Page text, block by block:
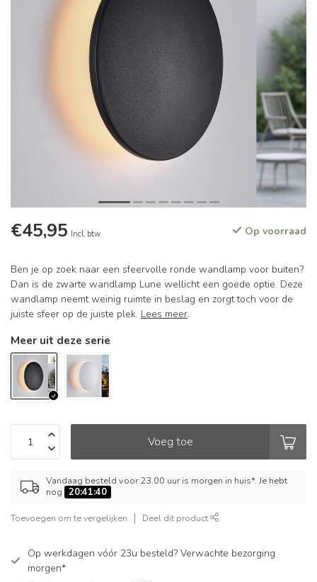
€45,95 Incl. btw Op voorraad
Ben je op zoek naar een sfeervolle ronde wandlamp voor buiten?
Dan is de zwarte wandlamp Lune wellicht een goede optie. Deze
wandlamp neemt weinig ruimte in beslag en zorgt toch voor de
juiste sfeer op de juiste plek. Lees meer.
Meer uit deze serie
Voeg toe
Vandaag besteld voor 23.00 uur is morgen in huis*. Je hebt
nog 20:41:40
Toevoegen om te vergelijken Deel dit product
Op werkdagen vóór 23u besteld? Verwachte bezorging
morgen*